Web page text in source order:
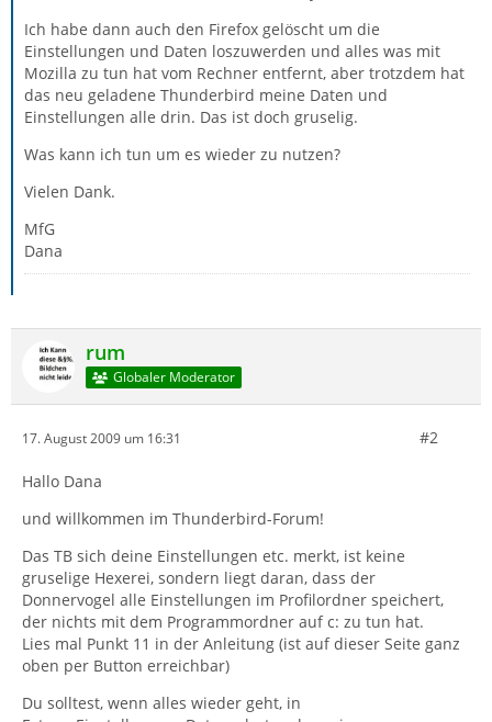
Ich habe dann auch den Firefox gelöscht um die
Einstellungen und Daten loszuwerden und alles was mit
Mozilla zu tun hat vom Rechner entfernt, aber trotzdem hat
das neu geladene Thunderbird meine Daten und
Einstellungen alle drin. Das ist doch gruselig.
Was kann ich tun um es wieder zu nutzen?
Vielen Dank.
MfG
Dana
rum
Globaler Moderator
17. August 2009 um 16:31 #2
Hallo Dana
und willkommen im Thunderbird-Forum!
Das TB sich deine Einstellungen etc. merkt, ist keine
gruselige Hexerei, sondern liegt daran, dass der
Donnervogel alle Einstellungen im Profilordner speichert,
der nichts mit dem Programmordner auf c: zu tun hat.
Lies mal Punkt 11 in der Anleitung (ist auf dieser Seite ganz
oben per Button erreichbar)
Du solltest, wenn alles wieder geht, in